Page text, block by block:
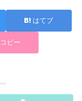
はてブ
コピー